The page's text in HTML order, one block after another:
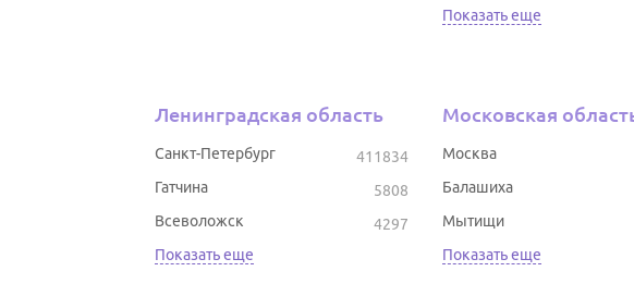
Показать еще
Ленинградская область
411834
Санкт-Петербург
5808
Гатчина
4297
Всеволожск
Показать еще
Московская
Москва
Балашиха
Мытищи
Показать еще